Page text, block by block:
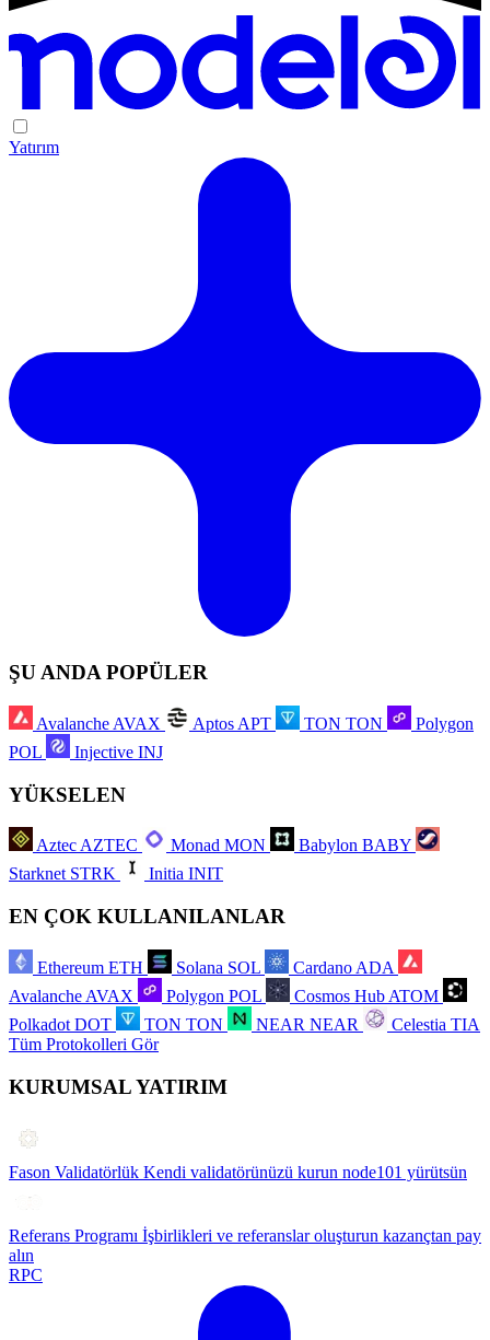
Yatırım
ŞU ANDA POPÜLER
Avalanche AVAX Aptos APT TON TON
Polygon
POL
Injective INJ
YÜKSELEN
AztecAZTEC Monad MON Babylon BABY
Starknet STRK Initia INIT
EN ÇOK KULLANILANLAR
Ethereum ETH Solana SOL Cardano ADA
Avalanche AVAX Polygon POL Cosmos Hub ATOM
Polkadot DOT TON TON NEAR NEAR Celestia TIA
Tüm Protokolleri Gör
KURUMSAL YATIRIM
Fason Validatörlük Kendi validatörünüzü kurun node101 yürütsün
Referans Programı İşbirlikleri ve referanslar oluşturun kazançtan pay
alın
RPC